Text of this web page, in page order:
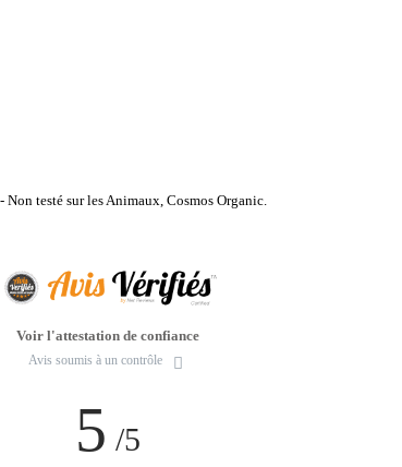
- Non testé sur les Animaux, Cosmos Organic.
Voir l'attestation de confiance
Avis soumis à un contrôle
5 /5